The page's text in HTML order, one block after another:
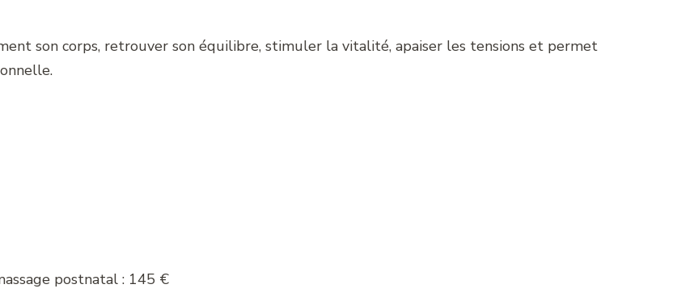
son corps, retrouver son équilibre, stimuler la vitalité, apaiser les tensions et permet
postnatal : 145 €